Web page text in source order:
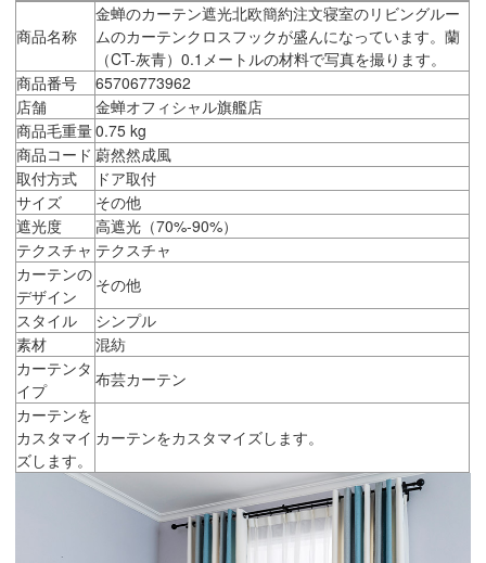
商品名称
金蝉のカーテン遮光北欧簡約注文寝室のリビングルー
ムのカーテンクロスフックが盛んになっています。蘭
（CT-灰青）0.1メートルの材料で写真を撮ります。
商品番号
65706773962
店舗
金蝉オフィシャル旗艦店
商品毛重量0.75 kg
商品コード 蔚然然成風
取付方式
ドア取付
サイズ
その他
遮光度
高遮光（70%-90%）
テクスチャ テクスチャ
カーテンの
デザイン
その他
スタイル
シンプル
素材
混紡
カーテンタ
イプ
布芸カーテン
カーテンを
カスタマイ
ズします。
カーテンをカスタマイズします。